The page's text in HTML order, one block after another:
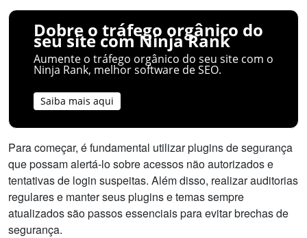
Dobre o tráfego orgânico do
seu site com Ninja Rank
Aumente o tráfego orgânico do seu site com o
Ninja Rank, melhor software de SEO.
Saiba mais aqui
Para começar, é fundamental utilizar plugins de segurança
que possam alertá-lo sobre acessos não autorizados e
tentativas de login suspeitas. Além disso, realizar auditorias
regulares e manter seus plugins e temas sempre
atualizados são passos essenciais para evitar brechas de
segurança.